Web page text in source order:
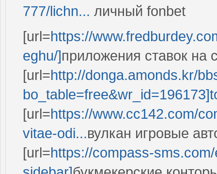
777/lichn... личный fonbet
[url=https://
eghu/]приложения ставок на
[url=http://donga.amonds.kr/
[url=https://www.cc142.com/
vitae-odi...вулкан игровые
[url=https://compass-